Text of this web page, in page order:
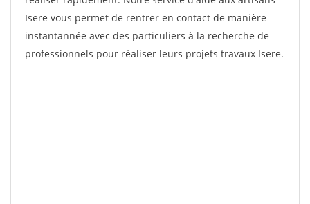
Isere vous permet de rentrer en contact de manière
instantannée avec des particuliers à la recherche de
professionnels pour réaliser leurs projets travaux Isere.